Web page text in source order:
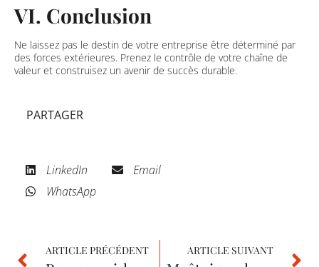
VI. Conclusion
Ne laissez pas le destin de votre entreprise être déterminé par
des forces extérieures. Prenez le contrôle de votre chaîne de
valeur et construisez un avenir de succès durable.
PARTAGER
LinkedIn
Email
WhatsApp
ARTICLE PRÉCÉDENT ARTICLE SUIVANT